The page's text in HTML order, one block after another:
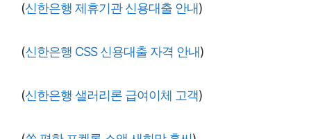
(신한은행 제휴기관 신용대출 안내)
(신한은행 CSS 신용대출 자격 안내)
(신한은행 샐러리론 급여이체 고객)